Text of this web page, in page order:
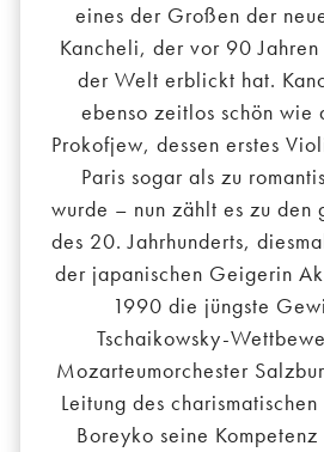
eines der Großen der
Kancheli, der vor 90
der Welt erblickt hat.
ebenso zeitlos schön wie
Prokofjew, dessen erstes
Paris sogar als zu
wurde – nun zählt es zu den
des 20. Jahrhunderts,
der japanischen Geigerin
1990 die jüngste
Tschaikowsky-
Mozarteumorchester
Leitung des
Boreyko seine